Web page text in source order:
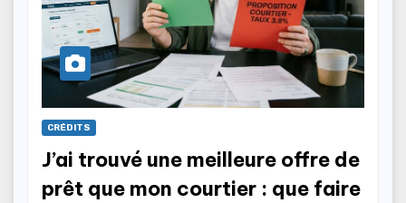
CRÉDITS
J’ai trouvé une meilleure offre de
prêt que mon courtier : que faire